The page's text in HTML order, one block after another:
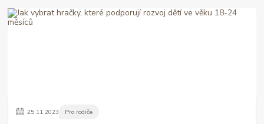
25.11.2023 Pro rodiče